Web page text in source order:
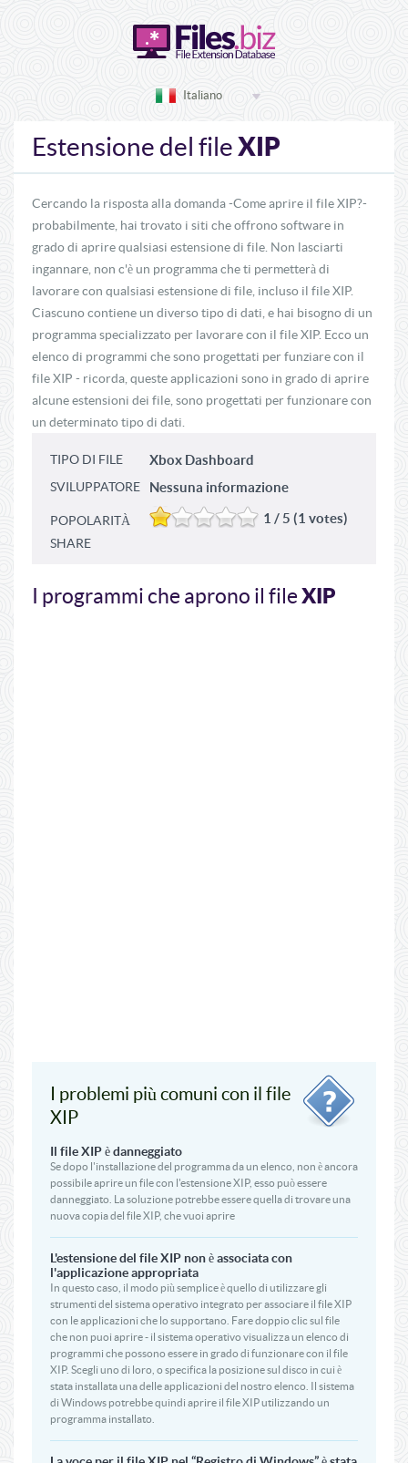
Italiano
Estensione del fileXIP
Cercando la risposta alla domanda -Come aprire il file XIP?-
probabilmente, hai trovato i siti che offrono software in
grado di aprire qualsiasi estensione di file. Non lasciarti
ingannare, non c'è un programma che ti permetterà di
lavorare con qualsiasi estensione di file, incluso il file XIP.
Ciascuno contiene un diverso tipo di dati, e hai bisogno di un
programma specializzato per lavorare con il file XIP. Ecco un
elenco di programmi che sono progettati per funziare con il
file XIP - ricorda, queste applicazioni sono in grado di aprire
alcune estensioni dei file, sono progettati per funzionare con
un determinato tipo di dati.
TIPO DI FILE Xbox Dashboard
SVILUPPATORE Nessuna informazione
POPOLARITÀ 1 / 5 (1 votes)
SHARE
I programmi che aprono il fileXIP
I problemi più comuni con il file
XIP
Il file XIP è danneggiato
Se dopo l'installazione del programma da un elenco, non è ancora
possibile aprire un file con l'estensione XIP, esso può essere
danneggiato. La soluzione potrebbe essere quella di trovare una
nuova copia del file XIP, che vuoi aprire
L'estensione del file XIP non è associata con
l'applicazione appropriata
In questo caso, il modo più semplice è quello di utilizzare gli
strumenti del sistema operativo integrato per associare il file XIP
con le applicazioni che lo supportano. Fare doppio clic sul file
che non puoi aprire - il sistema operativo visualizza un elenco di
programmi che possono essere in grado di funzionare con il file
XIP. Scegli uno di loro, o specifica la posizione sul disco in cui è
stata installata una delle applicazioni del nostro elenco. Il sistema
di Windows potrebbe quindi aprire il file XIP utilizzando un
programma installato.